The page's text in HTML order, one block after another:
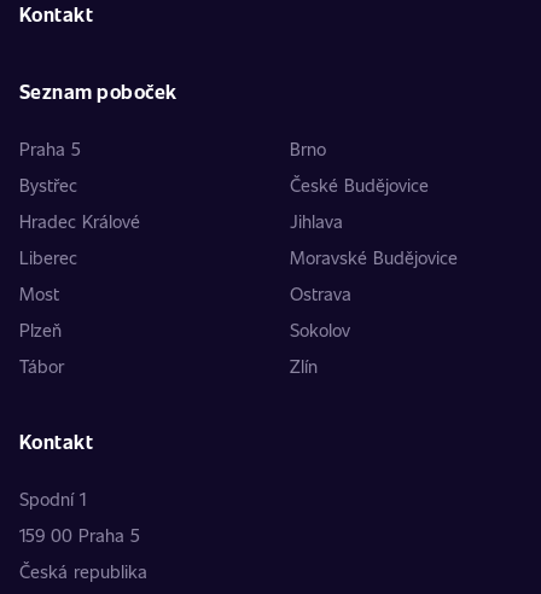
Kontakt
Seznam poboček
Praha 5
Brno
Bystřec
České Budějovice
Hradec Králové
Jihlava
Liberec
Moravské Budějovice
Most
Ostrava
Plzeň
Sokolov
Tábor
Zlín
Kontakt
Spodní 1
159 00 Praha 5
Česká republika